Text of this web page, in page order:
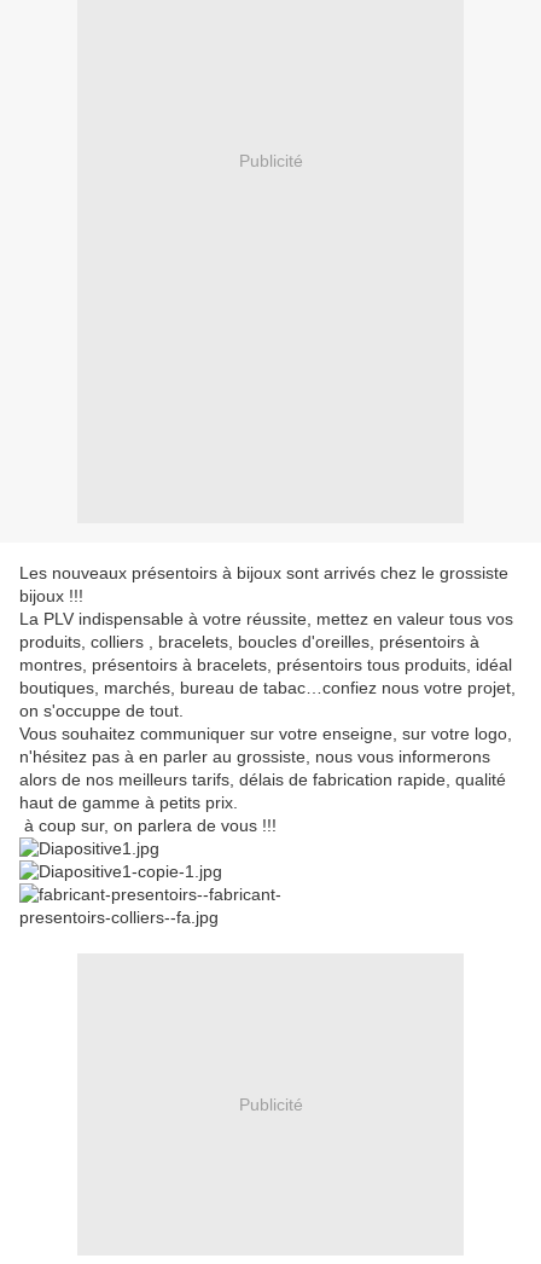
Publicité
Les nouveaux présentoirs à bijoux sont arrivés chez le grossiste
bijoux !!!
La PLV indispensable à votre réussite, mettez en valeur tous vos
produits, colliers , bracelets, boucles d'oreilles, présentoirs à
montres, présentoirs à bracelets, présentoirs tous produits, idéal
boutiques, marchés, bureau de tabac…confiez nous votre projet,
on s'occuppe de tout.
Vous souhaitez communiquer sur votre enseigne, sur votre logo,
n'hésitez pas à en parler au grossiste, nous vous informerons
alors de nos meilleurs tarifs, délais de fabrication rapide, qualité
haut de gamme à petits prix.
à coup sur, on parlera de vous !!!
Publicité